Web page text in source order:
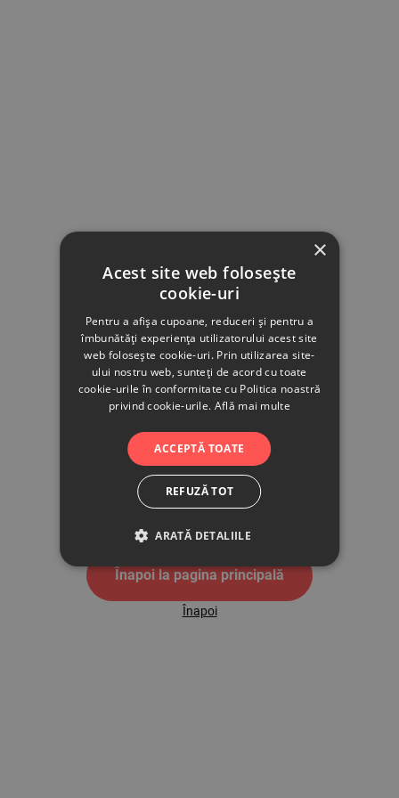
500
Înapoi la pagina principală
Înapoi
×
Acest site web folosește
cookie-uri
Pentru a afișa cupoane, reduceri și pentru a
îmbunătăți experiența utilizatorului acest site
web folosește cookie-uri. Prin utilizarea site-
ului nostru web, sunteți de acord cu toate
cookie-urile în conformitate cu Politica noastră
privind cookie-urile. Află mai multe
ACCEPTĂ TOATE
REFUZĂ TOT
ARATĂ DETALIILE